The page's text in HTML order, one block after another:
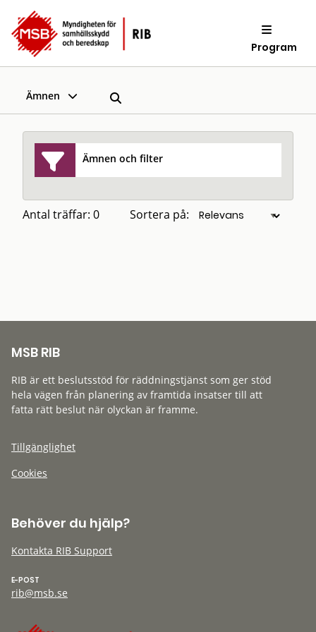
Program
Ämnen
Ämnen och filter
Antal träffar: 0 Sortera på:
MSB RIB
RIB är ett beslutsstöd för räddningstjänst som ger stöd
hela vägen från planering av framtida insatser till att
fatta rätt beslut när olyckan är framme.
Tillgänglighet
Cookies
Behöver du hjälp?
Kontakta RIB Support
E-POST
rib@msb.se